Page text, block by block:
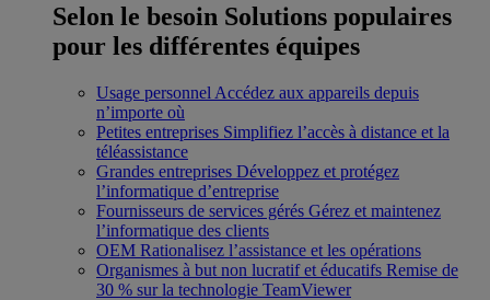
Selon le besoin Solutions populaires
pour les différentes équipes
Usage personnel Accédez aux appareils depuis
n’importe où
Petites entreprises Simplifiez l’accès à distance et la
téléassistance
Grandes entreprises Développez et protégez
l’informatique d’entreprise
Fournisseurs de services gérés Gérez et maintenez
l’informatique des clients
OEM Rationalisez l’assistance et les opérations
Organismes à but non lucratif et éducatifs Remise de
30 % sur la technologie TeamViewer